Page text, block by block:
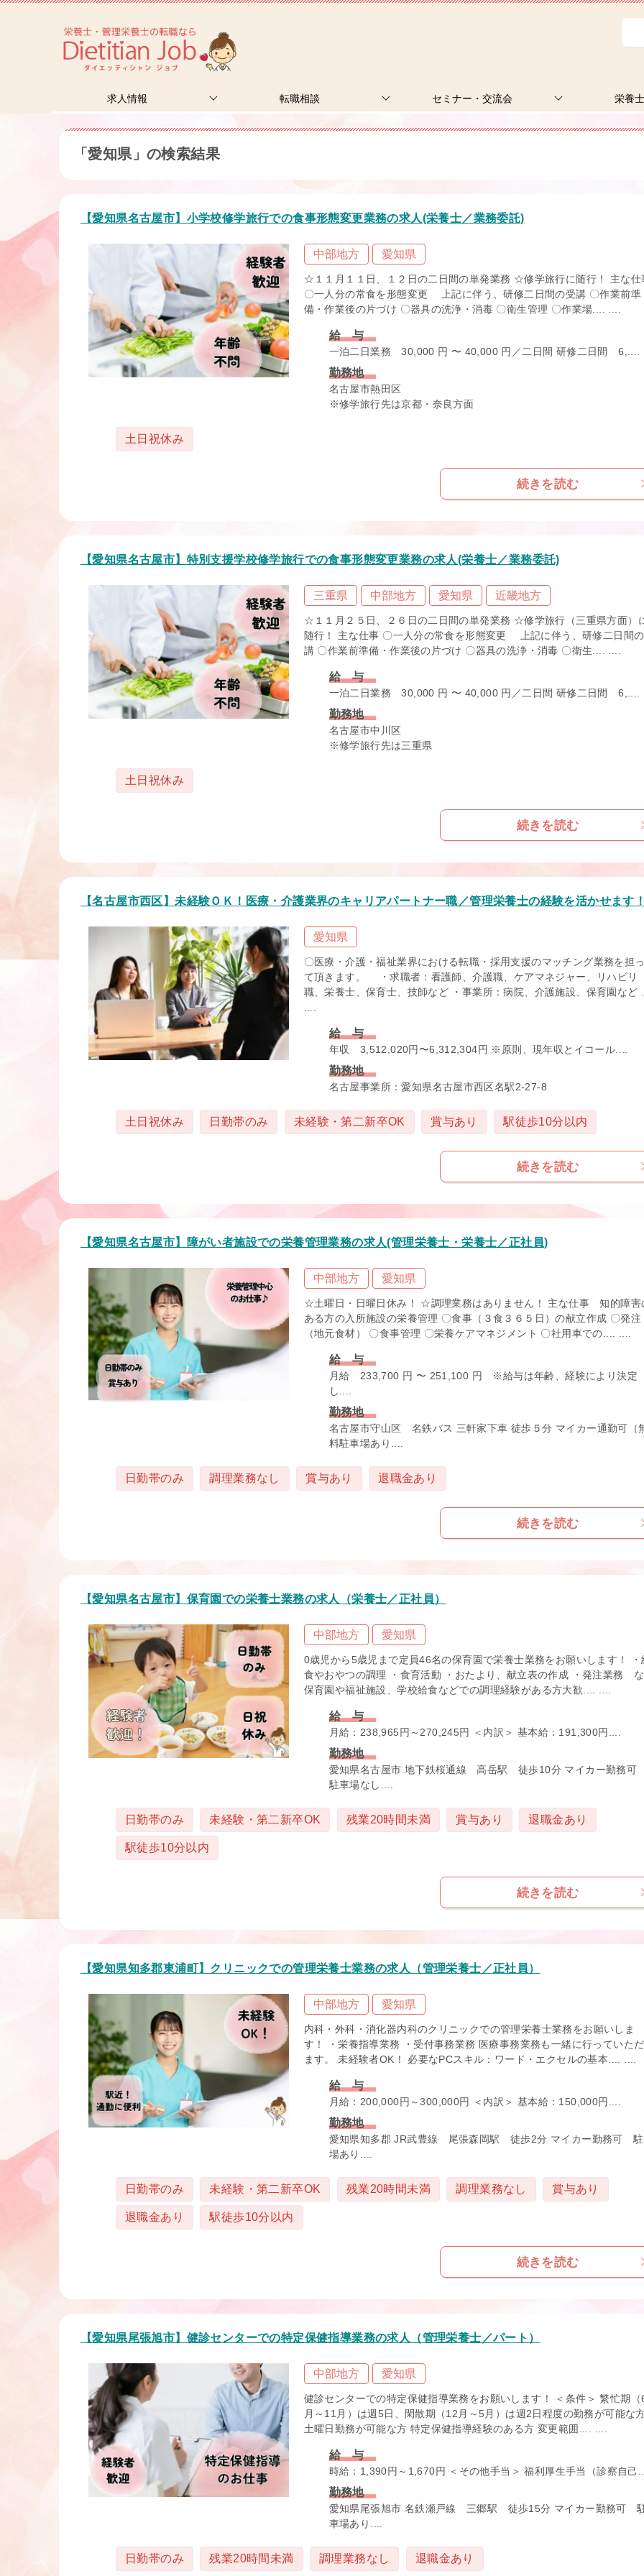
求人情報 転職相談 セミナー・交流会 栄養
「愛知県」の検索結果
【愛知県名古屋市】小学校修学旅行での食事形態変更業務の求人(栄養士／業務委託)
中部地方 愛知県
☆１１月１１日、１２日の二日間の単発業務 ☆修学旅行に随行！ 主な仕
〇一人分の常食を形態変更 上記に伴う、研修二日間の受講 〇作業前準
備・作業後の片づけ 〇器具の洗浄・消毒 〇衛生管理 〇作業場.... ....
給 与
一泊二日業務 30,000 円 〜 40,000 円／二日間 研修二日間 6,....
勤務地
名古屋市熱田区
※修学旅行先は京都・奈良方面
土日祝休み
続きを読む
【愛知県名古屋市】特別支援学校修学旅行での食事形態変更業務の求人(栄養士／業務委託)
三重県 中部地方 愛知県 近畿地方
☆１１月２５日、２６日の二日間の単発業務 ☆修学旅行（三重県方面）
随行！ 主な仕事 〇一人分の常食を形態変更 上記に伴う、研修二日間
講 〇作業前準備・作業後の片づけ 〇器具の洗浄・消毒 〇衛生.... ....
給 与
一泊二日業務 30,000 円 〜 40,000 円／二日間 研修二日間 6,....
勤務地
名古屋市中川区
※修学旅行先は三重県
土日祝休み
続きを読む
【名古屋市西区】未経験ＯＫ！医療・介護業界のキャリアパートナー職／管理栄養士の経験を活かせます
愛知県
〇医療・介護・福祉業界における転職・採用支援のマッチング業務を担
て頂きます。 ・求職者：看護師、介護職、ケアマネジャー、リハビリ
職、栄養士、保育士、技師など ・事業所：病院、介護施設、保育園など
給 与
年収 3,512,020円〜6,312,304円 ※原則、現年収とイコール....
勤務地
名古屋事業所：愛知県名古屋市西区名駅2-27-8
土日祝休み 日勤帯のみ 未経験・第二新卒OK 賞与あり 駅徒歩10分以内
続きを読む
【愛知県名古屋市】障がい者施設での栄養管理業務の求人(管理栄養士・栄養士／正社員)
中部地方 愛知県
☆土曜日・日曜日休み！ ☆調理業務はありません！ 主な仕事 知的障害
ある方の入所施設の栄養管理 〇食事（３食３６５日）の献立作成 〇発注
（地元食材） 〇食事管理 〇栄養ケアマネジメント 〇社用車での.... ....
給 与
月給 233,700 円 〜 251,100 円 ※給与は年齢、経験により決定
し....
勤務地
名古屋市守山区 名鉄バス 三軒家下車 徒歩５分 マイカー通勤可（
料駐車場あり....
日勤帯のみ 調理業務なし 賞与あり 退職金あり
続きを読む
【愛知県名古屋市】保育園での栄養士業務の求人（栄養士／正社員）
中部地方 愛知県
0歳児から5歳児まで定員46名の保育園で栄養士業務をお願いします！ ・
食やおやつの調理 ・食育活動 ・おたより、献立表の作成 ・発注業務
保育園や福祉施設、学校給食などでの調理経験がある方大歓.... ....
給 与
月給：238,965円～270,245円 ＜内訳＞ 基本給：191,300円....
勤務地
愛知県名古屋市 地下鉄桜通線 高岳駅 徒歩10分 マイカー勤務
駐車場なし....
日勤帯のみ 未経験・第二新卒OK 残業20時間未満 賞与あり 退職金あり
駅徒歩10分以内
続きを読む
【愛知県知多郡東浦町】クリニックでの管理栄養士業務の求人（管理栄養士／正社員）
中部地方 愛知県
内科・外科・消化器内科のクリニックでの管理栄養士業務をお願いしま
す！ ・栄養指導業務 ・受付事務業務 医療事務業務も一緒に行っていた
ます。 未経験者OK！ 必要なPCスキル：ワード・エクセルの基本.... ....
給 与
月給：200,000円～300,000円 ＜内訳＞ 基本給：150,000円....
勤務地
愛知県知多郡 JR武豊線 尾張森岡駅 徒歩2分 マイカー勤務可
場あり....
日勤帯のみ 未経験・第二新卒OK 残業20時間未満 調理業務なし 賞与あり
退職金あり 駅徒歩10分以内
続きを読む
【愛知県尾張旭市】健診センターでの特定保健指導業務の求人（管理栄養士／パート）
中部地方 愛知県
健診センターでの特定保健指導業務をお願いします！ ＜条件＞ 繁忙期（
月～11月）は週5日、閑散期（12月～5月）は週2日程度の勤務が可能な
土曜日勤務が可能な方 特定保健指導経験のある方 変更範囲.... ....
給 与
時給：1,390円～1,670円 ＜その他手当＞ 福利厚生手当（診察自己
勤務地
愛知県尾張旭市 名鉄瀬戸線 三郷駅 徒歩15分 マイカー勤務可
車場あり....
日勤帯のみ 残業20時間未満 調理業務なし 退職金あり